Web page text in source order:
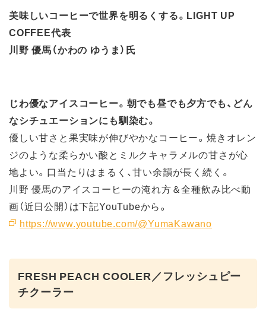
美味しいコーヒーで世界を明るくする。LIGHT UP
COFFEE代表
川野 優馬（かわの ゆうま）氏
じわ優なアイスコーヒー。朝でも昼でも夕方でも、どん
なシチュエーションにも馴染む。
優しい甘さと果実味が伸びやかなコーヒー。焼きオレン
ジのような柔らかい酸とミルクキャラメルの甘さが心
地よい。口当たりはまるく、甘い余韻が長く続く。
川野 優馬のアイスコーヒーの淹れ方＆全種飲み比べ動
画（近日公開）は下記YouTubeから。
https://www.youtube.com/@YumaKawano
FRESH PEACH COOLER／フレッシュピー
チクーラー